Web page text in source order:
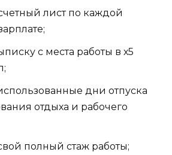
лист по каждой
с места работы в х5
дни отпуска
отдыха и рабочего
полный стаж работы;